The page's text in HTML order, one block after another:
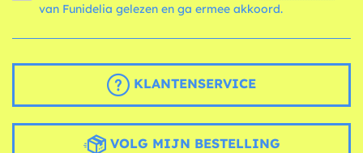
van Funidelia gelezen en ga ermee akkoord.
KLANTENSERVICE
VOLG MIJN BESTELLING